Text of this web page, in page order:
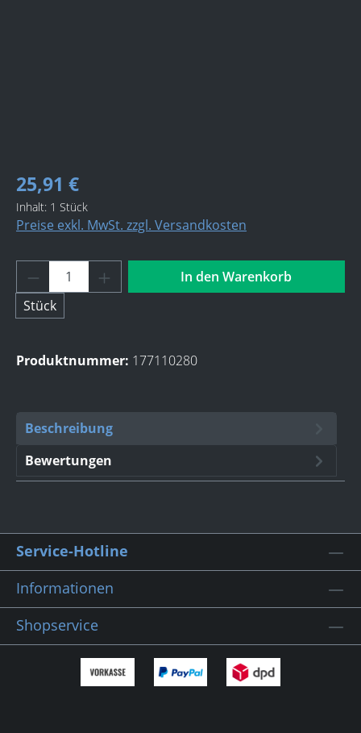
25,91 €
Inhalt: 1 Stück
Preise exkl. MwSt. zzgl. Versandkosten
Produkt Anzahl: Gib den gewünschten
Stück
In den Warenkorb
Produktnummer: 177110280
Beschreibung
Bewertungen
Service-Hotline
Informationen
Shopservice